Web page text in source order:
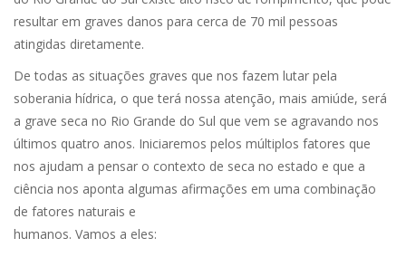
resultar em graves danos para cerca de 70 mil pessoas
atingidas diretamente.
De todas as situações graves que nos fazem lutar pela
soberania hídrica, o que terá nossa atenção, mais amiúde, será
a grave seca no Rio Grande do Sul que vem se agravando nos
últimos quatro anos. Iniciaremos pelos múltiplos fatores que
nos ajudam a pensar o contexto de seca no estado e que a
ciência nos aponta algumas afirmações em uma combinação
de fatores naturais e
humanos. Vamos a eles: